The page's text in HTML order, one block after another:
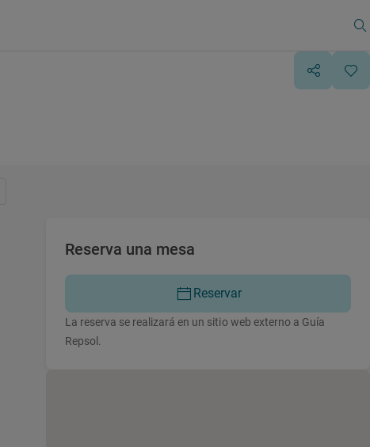
Reserva una mesa
Reservar
La reserva se realizará en un sitio web externo a Guía
Repsol.